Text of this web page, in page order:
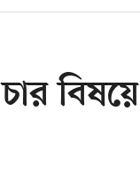
বিষয়ে